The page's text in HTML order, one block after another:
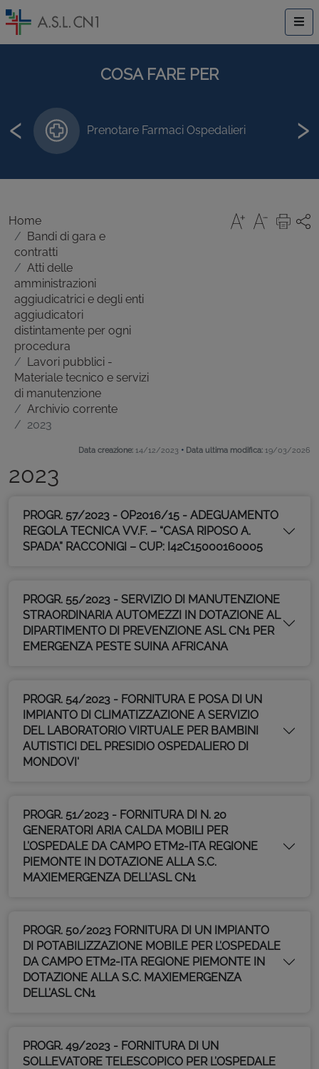
COSA FARE PER
Prenotare Farmaci Ospedalieri
Pagare ticket/diritti sanitari
‹ ›
Home
Bandi di gara e
contratti
Atti delle
amministrazioni
aggiudicatrici e degli enti
aggiudicatori
distintamente per ogni
procedura
Lavori pubblici -
Materiale tecnico e servizi
di manutenzione
Archivio corrente
2023
Data creazione: 14/12/2023 • Data ultima modifica: 19/03/2026
2023
PROGR. 57/2023 - OP2016/15 - ADEGUAMENTO
REGOLA TECNICA VV.F. – “CASA RIPOSO A.
SPADA” RACCONIGI – CUP: I42C15000160005
PROGR. 55/2023 - SERVIZIO DI MANUTENZIONE
STRAORDINARIA AUTOMEZZI IN DOTAZIONE AL
DIPARTIMENTO DI PREVENZIONE ASL CN1 PER
EMERGENZA PESTE SUINA AFRICANA
PROGR. 54/2023 - FORNITURA E POSA DI UN
IMPIANTO DI CLIMATIZZAZIONE A SERVIZIO
DEL LABORATORIO VIRTUALE PER BAMBINI
AUTISTICI DEL PRESIDIO OSPEDALIERO DI
MONDOVI'
PROGR. 51/2023 - FORNITURA DI N. 20
GENERATORI ARIA CALDA MOBILI PER
L’OSPEDALE DA CAMPO ETM2-ITA REGIONE
PIEMONTE IN DOTAZIONE ALLA S.C.
MAXIEMERGENZA DELL’ASL CN1
PROGR. 50/2023 FORNITURA DI UN IMPIANTO
DI POTABILIZZAZIONE MOBILE PER L’OSPEDALE
DA CAMPO ETM2-ITA REGIONE PIEMONTE IN
DOTAZIONE ALLA S.C. MAXIEMERGENZA
DELL’ASL CN1
PROGR. 49/2023 - FORNITURA DI UN
SOLLEVATORE TELESCOPICO PER L’OSPEDALE